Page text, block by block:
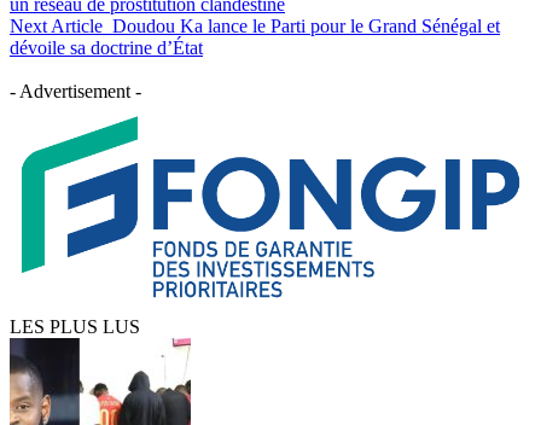
Next Article Doudou Ka lance le Parti pour le Grand Sénégal et
dévoile sa doctrine d’État
- Advertisement -
LES PLUS LUS